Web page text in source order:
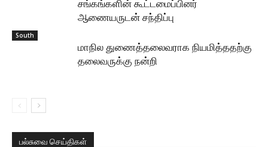
சங்கங்களின் கூட்டமைப்பினர்
ஆணையருடன் சந்திப்பு
South
மாநில துணைத்தலைவராக நியமித்ததற்கு
தலைவருக்கு நன்றி
பல்சுவை செய்திகள்